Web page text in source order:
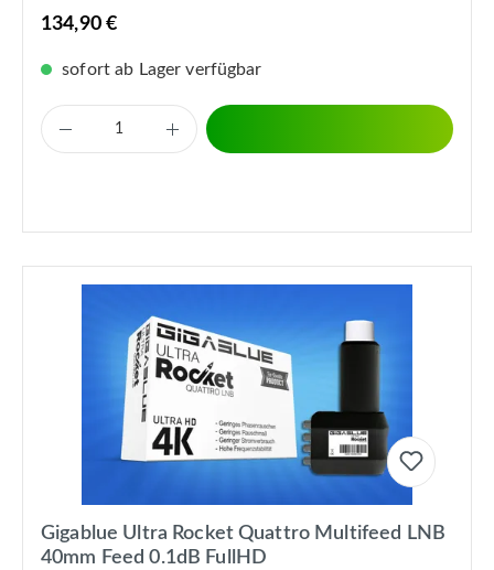
134,90 €
sofort ab Lager verfügbar
Gigablue Ultra Rocket Quattro Multifeed LNB
40mm Feed 0.1dB FullHD